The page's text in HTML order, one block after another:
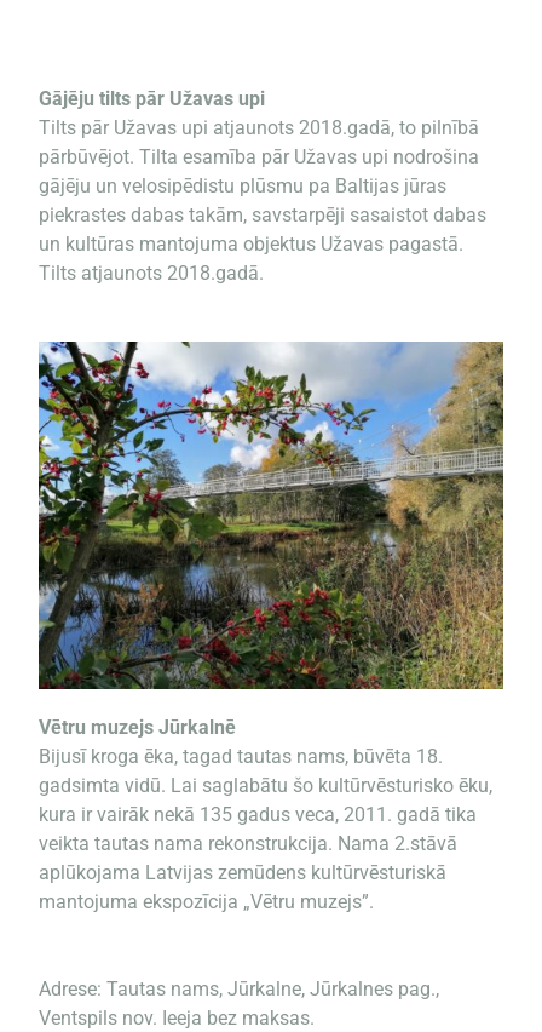
Gājēju tilts pār Užavas upi
Tilts pār Užavas upi atjaunots 2018.gadā, to pilnībā
pārbūvējot. Tilta esamība pār Užavas upi nodrošina
gājēju un velosipēdistu plūsmu pa Baltijas jūras
piekrastes dabas takām, savstarpēji sasaistot dabas
un kultūras mantojuma objektus Užavas pagastā.
Tilts atjaunots 2018.gadā.
Vētru muzejs Jūrkalnē
Bijusī kroga ēka, tagad tautas nams, būvēta 18.
gadsimta vidū. Lai saglabātu šo kultūrvēsturisko ēku,
kura ir vairāk nekā 135 gadus veca, 2011. gadā tika
veikta tautas nama rekonstrukcija. Nama 2.stāvā
aplūkojama Latvijas zemūdens kultūrvēsturiskā
mantojuma ekspozīcija „Vētru muzejs”.
Adrese: Tautas nams, Jūrkalne, Jūrkalnes pag.,
Ventspils nov. Ieeja bez maksas.